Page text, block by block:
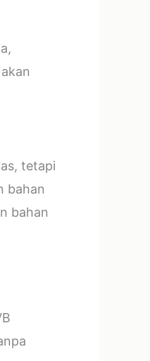
tetapi
bahan
bahan